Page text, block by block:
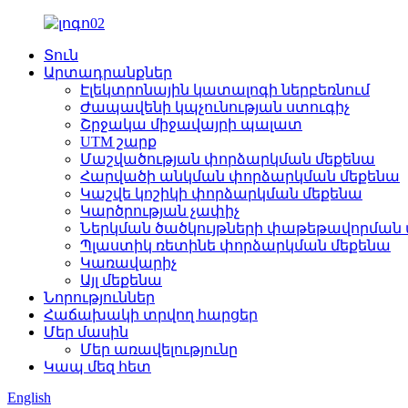
Տուն
Արտադրանքներ
Էլեկտրոնային կատալոգի ներբեռնում
Ժապավենի կպչունության ստուգիչ
Շրջակա միջավայրի պալատ
UTM շարք
Մաշվածության փորձարկման մեքենա
Հարվածի անկման փորձարկման մեքենա
Կաշվե կոշիկի փորձարկման մեքենա
Կարծրության չափիչ
Ներկման ծածկույթների
Պլաստիկ ռետինե փորձարկման մեքենա
Կառավարիչ
Այլ մեքենա
Նորություններ
Հաճախակի տրվող հարցեր
Մեր մասին
Մեր առավելությունը
Կապ մեզ հետ
English